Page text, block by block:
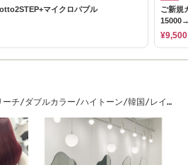
マイクロバブル
ご新規
¥9,500
ーチ/ダブルカラー/ハイトーン/韓国/レイヤ